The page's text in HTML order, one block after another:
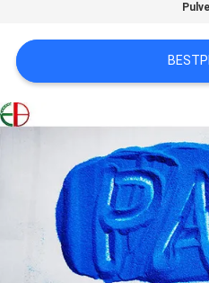
FORDERN
SIE
EIN
SITEMAP